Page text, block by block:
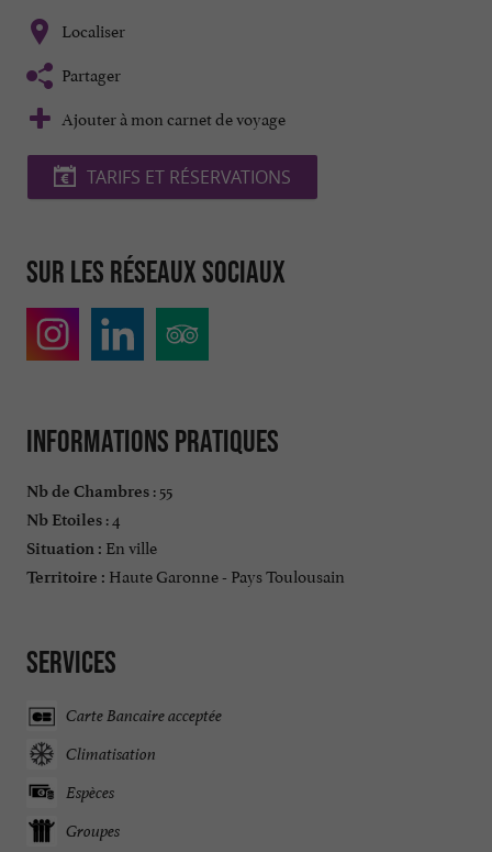
Localiser
Partager
Ajouter à mon carnet de voyage
TARIFS ET RÉSERVATIONS
Sur les réseaux sociaux
Informations pratiques
Nb de Chambres : 55
Nb Etoiles : 4
Situation : En ville
Territoire : Haute Garonne - Pays Toulousain
Services
Carte Bancaire acceptée
Climatisation
Espèces
Groupes